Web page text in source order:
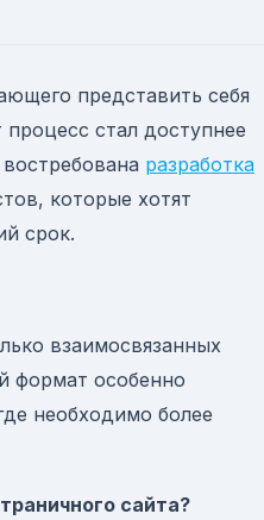
представить себя
стал доступнее
разработка
которые хотят
срок.
взаимосвязанных
формат особенно
необходимо более
сайта?